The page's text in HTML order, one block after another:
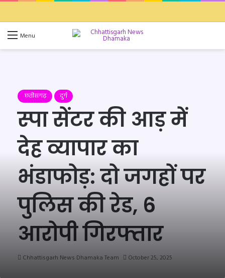
Menu
छतीसगढ़ दुर्ग
स्पा सेंटर की आड़ में
देह व्यापार का
भंडाफोड़: दो जगहों पर
पुलिस की रेड, 6
आरोपी गिरफ्तार
Chhattisgarh News Dhamaka Team October 25, 2025